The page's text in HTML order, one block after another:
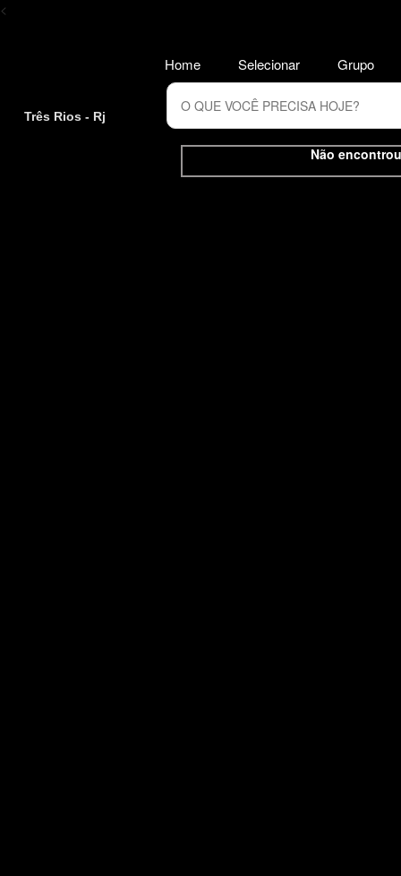
<
Três Rios - Rj
Não
Home Selecionar Grupo